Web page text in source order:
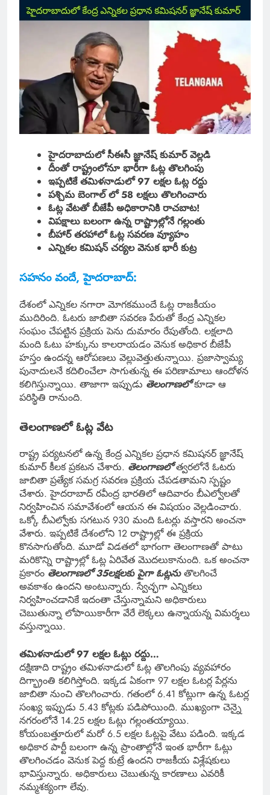
హైదరాబాదులో సీఈసీ జ్ఞానేష్ కుమార్ వెల్లడి
దీంతో రాష్ట్రంలోనూ భారీగా ఓట్ల తొలగింపు
ఇప్పటికే తమిళనాడులో 97 లక్షల ఓట్ల రద్దు
పశ్చిమ బెంగాల్ లో 58 లక్షలు తొలగించారు
ఓట్ల వేటతో బీజేపీ అధికారానికి రాచబాట!
విపక్షాలు బలంగా ఉన్న రాష్ట్రాల్లోనే గల్లంతు
బీహార్ తరహాలో ఓట్ల సవరణ వ్యూహం
ఎన్నికల కమిషన్ చర్యల వెనుక భారీ కుట్ర
సహనం వందే, హైదరాబాద్:
దేశంలో ఎన్నికల నగారా మోగకముందే ఓట్ల రాజకీయం
ముదిరింది. ఓటరు జాబితా సవరణ పేరుతో కేంద్ర ఎన్నికల
సంఘం చేపట్టిన ప్రక్రియ పెను దుమారం రేపుతోంది. లక్షలాది
మంది ఓటు హక్కును కాలరాయడం వెనుక అధికార బీజేపీ
హస్తం ఉందన్న ఆరోపణలు వెల్లువెత్తుతున్నాయి. ప్రజాస్వామ్య
పునాదులనే కదిలించేలా సాగుతున్న ఈ పరిణామాలు ఆందోళన
కలిగిస్తున్నాయి. తాజాగా ఇప్పుడు తెలంగాణలోకూడా ఆ
పరిస్థితి రానుంది.
తెలంగాణలో ఓట్ల వేట
రాష్ట్ర పర్యటనలో ఉన్న కేంద్ర ఎన్నికల ప్రధాన కమిషనర్ జ్ఞానేష్
కుమార్ కీలక ప్రకటన చేశారు. తెలంగాణలోత్వరలోనే ఓటరు
జాబితా ప్రత్యేక సమగ్ర సవరణ ప్రక్రియ చేపడతామని స్పష్టం
చేశారు. హైదరాబాద్ రవీంద్ర భారతిలో ఆదివారం బీఎల్వోలతో
నిర్వహించిన సమావేశంలో ఆయన ఈ విషయం వెల్లడించారు.
ఒక్కో బీఎల్వోకు సగటున 930 మంది ఓటర్లు వస్తారని అంచనా
వేశారు. ఇప్పటికే దేశంలోని 12 రాష్ట్రాల్లో ఈ ప్రక్రియ
కొనసాగుతోంది. మూడో విడతలో భాగంగా తెలంగాణతో పాటు
మరికొన్ని రాష్ట్రాల్లో ఓట్ల ఏరివేత మొదలుకానుంది. ఒక అంచనా
ప్రకారం తెలంగాణలో 35లక్షలకు పైగా ఓట్లనుతొలగించే
అవకాశం ఉందని అంటున్నారు. స్వేచ్ఛగా ఎన్నికలు
నిర్వహించడానికే ఇదంతా చేస్తున్నామని అధికారులు
చెబుతున్నా లోపాయికారీగా వేరే లెక్కలు ఉన్నాయన్న విమర్శలు
వస్తున్నాయి.
తమిళనాడులో 97 లక్షల ఓట్లు రద్దు…
దక్షిణాది రాష్ట్రం తమిళనాడులో ఓట్ల తొలగింపు వ్యవహారం
దిగ్భ్రాంతి కలిగిస్తోంది. ఇక్కడ ఏకంగా 97 లక్షల ఓటర్ల పేర్లను
జాబితా నుంచి తొలగించారు. గతంలో 6.41 కోట్లుగా ఉన్న ఓటర్ల
సంఖ్య ఇప్పుడు 5.43 కోట్లకు పడిపోయింది. ముఖ్యంగా చెన్నై
నగరంలోనే 14.25 లక్షల ఓట్లు గల్లంతయ్యాయి.
కోయంబత్తూరులో మరో 6.5 లక్షల ఓట్లపై వేటు పడింది. ఇక్కడ
అధికార పార్టీ బలంగా ఉన్న ప్రాంతాల్లోనే ఇంత భారీగా ఓట్లు
తొలగించడం వెనుక పెద్ద కుట్రే ఉందని రాజకీయ విశ్లేషకులు
భావిస్తున్నారు. అధికారులు చెబుతున్న కారణాలు ఎవరికీ
నమ్మశక్యంగా లేవు.